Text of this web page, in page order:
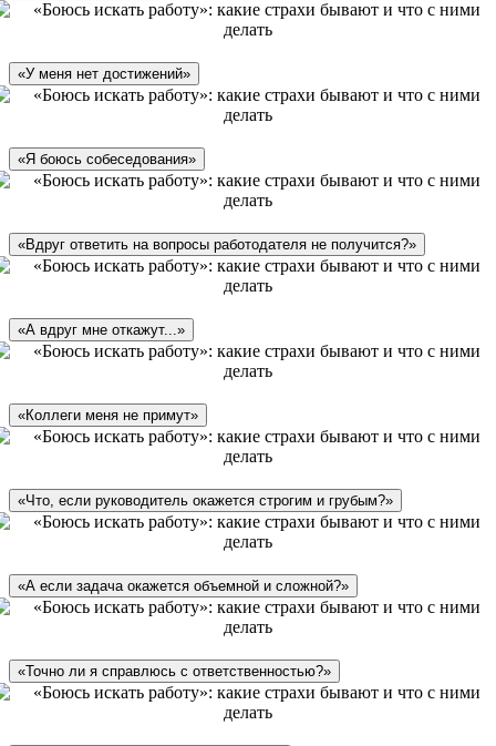
«У меня нет достижений»
«Я боюсь собеседования»
«Вдруг ответить на вопросы работодателя не получится?»
«А вдруг мне откажут...»
«Коллеги меня не примут»
«Что, если руководитель окажется строгим и грубым?»
«А если задача окажется объемной и сложной?»
«Точно ли я справлюсь с ответственностью?»